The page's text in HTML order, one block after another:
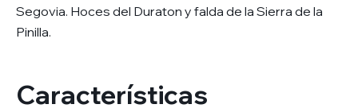
Segovia. Hoces del Duraton y falda de la Sierra de la
Pinilla.
Características